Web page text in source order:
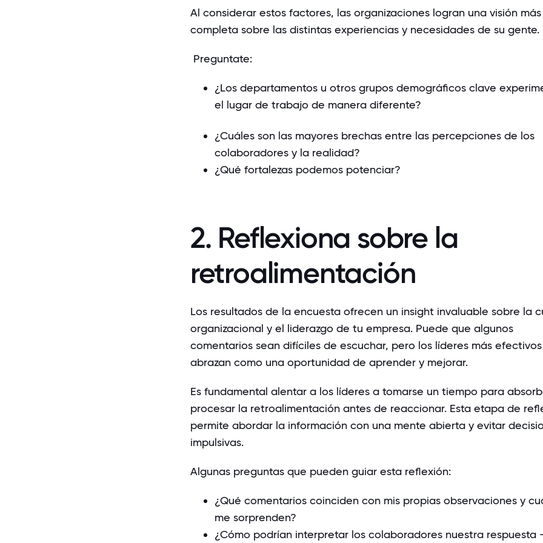
Al considerar estos factores, las organizaciones logran una visión más
completa sobre las distintas experiencias y necesidades de su gente.
Preguntate:
¿Los departamentos u otros grupos demográficos clave
el lugar de trabajo de manera diferente?
¿Cuáles son las mayores brechas entre las percepciones de los
colaboradores y la realidad?
¿Qué fortalezas podemos potenciar?
2. Reflexiona sobre la
retroalimentación
Los resultados de la encuesta ofrecen un insight invaluable sobre la
organizacional y el liderazgo de tu empresa. Puede que algunos
comentarios sean difíciles de escuchar, pero los líderes más
abrazan como una oportunidad de aprender y mejorar.
Es fundamental alentar a los líderes a tomarse un tiempo para
procesar la retroalimentación antes de reaccionar. Esta etapa de
permite abordar la información con una mente abierta y evitar
impulsivas.
Algunas preguntas que pueden guiar esta reflexión:
¿Qué comentarios coinciden con mis propias observaciones y
me sorprenden?
¿Cómo podrían interpretar los colaboradores nuestra respuesta